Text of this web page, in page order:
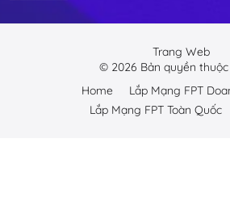
Trang Web
© 2026 Bản quyền
Home
Lắp Mạng FPT
Lắp Mạng FPT Toàn Quốc